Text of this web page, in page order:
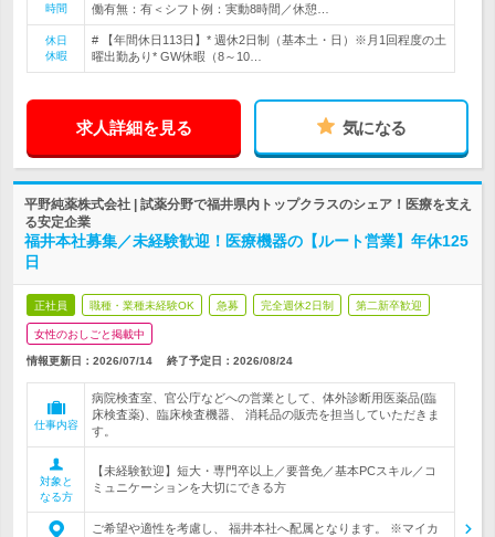
時間
働有無：有＜シフト例：実動8時間／休憩…
休日
休暇
# 【年間休日113日】* 週休2日制（基本土・日）※月1回程度の土
曜出勤あり* GW休暇（8～10…
求人詳細を見る 気になる
平野純薬株式会社 | 試薬分野で福井県内トップクラスのシェア！医療を支え
る安定企業
福井本社募集／未経験歓迎！医療機器の【ルート営業】年休125
日
正社員 職種・業種未経験OK 急募 完全週休2日制 第二新卒歓迎
女性のおしごと掲載中
情報更新日：2026/07/14 終了予定日： 2026/08/24
仕事内容
病院検査室、官公庁などへの営業として、体外診断用医薬品(臨
床検査薬)、臨床検査機器、 消耗品の販売を担当していただきま
す。
対象と
なる方
【未経験歓迎】短大・専門卒以上／要普免／基本PCスキル／コ
ミュニケーションを大切にできる方
ご希望や適性を考慮し、 福井本社へ配属となります。 ※マイカ